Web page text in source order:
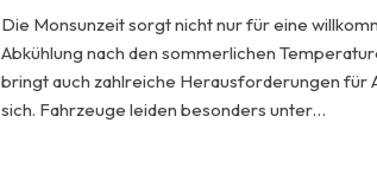
Die Monsunzeit sorgt nicht nur für eine
Abkühlung nach den sommerlichen
bringt auch zahlreiche Herausforderungen für
sich. Fahrzeuge leiden besonders unter…